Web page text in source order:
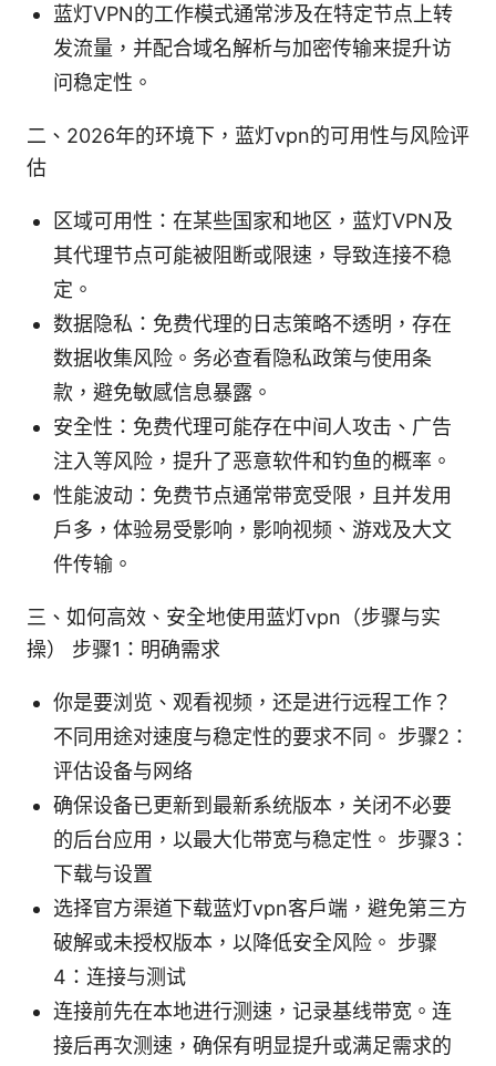
蓝灯VPN的工作模式通常涉及在特定节点上转
发流量，并配合域名解析与加密传输来提升访
问稳定性。
二、2026年的环境下，蓝灯vpn的可用性与风险评
估
区域可用性：在某些国家和地区，蓝灯VPN及
其代理节点可能被阻断或限速，导致连接不稳
定。
数据隐私：免费代理的日志策略不透明，存在
数据收集风险。务必查看隐私政策与使用条
款，避免敏感信息暴露。
安全性：免费代理可能存在中间人攻击、广告
注入等风险，提升了恶意软件和钓鱼的概率。
性能波动：免费节点通常带宽受限，且并发用
户多，体验易受影响，影响视频、游戏及大文
件传输。
三、如何高效、安全地使用蓝灯vpn（步骤与实
操） 步骤1：明确需求
你是要浏览、观看视频，还是进行远程工作？
不同用途对速度与稳定性的要求不同。 步骤2：
评估设备与网络
确保设备已更新到最新系统版本，关闭不必要
的后台应用，以最大化带宽与稳定性。 步骤3：
下载与设置
选择官方渠道下载蓝灯vpn客户端，避免第三方
破解或未授权版本，以降低安全风险。 步骤
4：连接与测试
连接前先在本地进行测速，记录基线带宽。连
接后再次测速，确保有明显提升或满足需求的